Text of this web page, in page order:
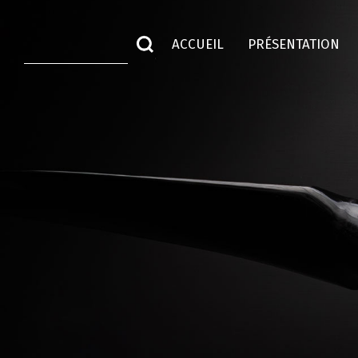
ACCUEIL PRÉSENTATION